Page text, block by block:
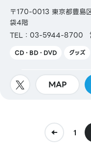
〒170-0013 東京都豊島
袋4階
TEL：03-5944-8700
CD・BD・DVD グッズ
MAP
1